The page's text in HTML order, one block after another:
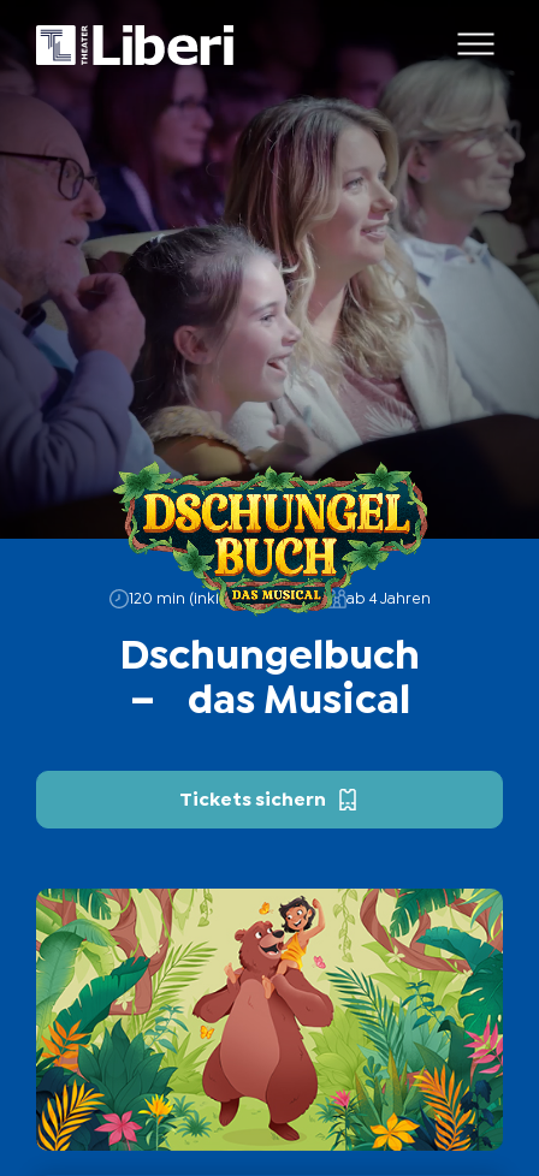
120 min (inkl. 25 min Pause) ab 4 Jahren
Dschungelbuch
–
das Musical
Tickets sichern